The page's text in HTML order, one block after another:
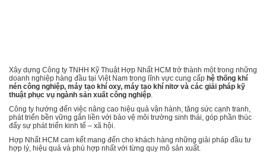
Xây dựng Công ty TNHH Kỹ Thuật Hợp Nhất HCM trở thành một trong những
doanh nghiệp hàng đầu tại Việt Nam trong lĩnh vực cung cấp hệ thống khí
nén công nghiệp, máy tạo khí oxy, máy tạo khí nitơ và các giải pháp kỹ
thuật phục vụ ngành sản xuất công nghiệp
Công ty hướng đến việc nâng cao hiệu quả vận hành, tăng sức cạnh tranh,
phát triển bền vững gắn liền với bảo vệ môi trường sinh thái, góp phần thúc
đẩy sự phát triển kinh tế – xã hội.
Hợp Nhất HCM cam kết mang đến cho khách hàng những giải pháp đầu tư
hợp lý, hiệu quả và phù hợp nhất với từng quy mô sản xuất.